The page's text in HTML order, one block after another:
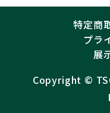
特定商
プラ
展
Copyright ©︎